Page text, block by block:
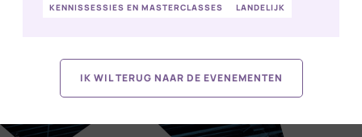
KENNISSESSIES EN MASTERCLASSES LANDELIJK
IK WIL TERUG NAAR DE EVENEMENTEN